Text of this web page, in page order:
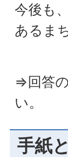
今後も
あるま
⇒回答
い。
手紙